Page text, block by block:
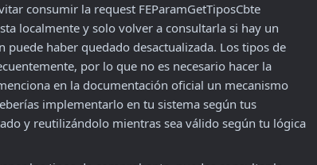
consumir la request FEParamGetTiposCbte
localmente y solo volver a consultarla si hay un
haber quedado desactualizada. Los tipos de
por lo que no es necesario hacer la
en la documentación oficial un mecanismo
implementarlo en tu sistema según tus
y reutilizándolo mientras sea válido según tu lógica